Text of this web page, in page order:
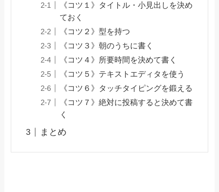
《コツ１》タイトル・小見出しを決め
ておく
《コツ２》型を持つ
《コツ３》朝のうちに書く
《コツ４》所要時間を決めて書く
《コツ５》テキストエディタを使う
《コツ６》タッチタイピングを鍛える
《コツ７》絶対に投稿すると決めて書
く
まとめ